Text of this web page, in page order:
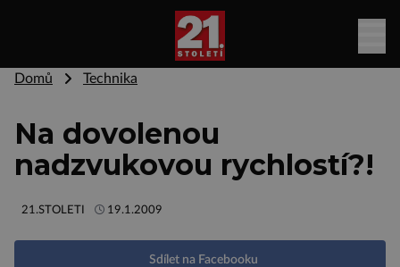
Domů Technika
Na dovolenou
nadzvukovou rychlostí?!
21.STOLETI 19.1.2009
Sdílet na Facebooku